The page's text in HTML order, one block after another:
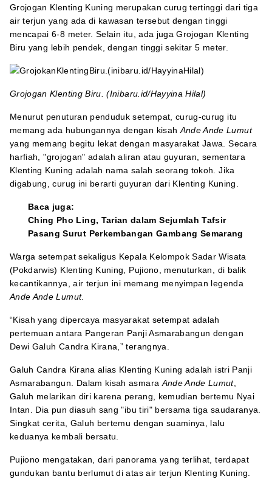
Grojogan Klenting Kuning merupakan curug tertinggi dari tiga
air terjun yang ada di kawasan tersebut dengan tinggi
mencapai 6-8 meter. Selain itu, ada juga Grojogan Klenting
Biru yang lebih pendek, dengan tinggi sekitar 5 meter.
Grojogan Klenting Biru. (Inibaru.id/Hayyina Hilal)
Menurut penuturan penduduk setempat, curug-curug itu
memang ada hubungannya dengan kisah Ande Ande Lumut
yang memang begitu lekat dengan masyarakat Jawa. Secara
harfiah, "grojogan" adalah aliran atau guyuran, sementara
Klenting Kuning adalah nama salah seorang tokoh. Jika
digabung, curug ini berarti guyuran dari Klenting Kuning.
Baca juga:
Ching Pho Ling, Tarian dalam Sejumlah Tafsir
Pasang Surut Perkembangan Gambang Semarang
Warga setempat sekaligus Kepala Kelompok Sadar Wisata
(Pokdarwis) Klenting Kuning, Pujiono, menuturkan, di balik
kecantikannya, air terjun ini memang menyimpan legenda
Ande Ande Lumut.
“Kisah yang dipercaya masyarakat setempat adalah
pertemuan antara Pangeran Panji Asmarabangun dengan
Dewi Galuh Candra Kirana,” terangnya.
Galuh Candra Kirana alias Klenting Kuning adalah istri Panji
Asmarabangun. Dalam kisah asmara Ande Ande Lumut,
Galuh melarikan diri karena perang, kemudian bertemu Nyai
Intan. Dia pun diasuh sang "ibu tiri" bersama tiga saudaranya.
Singkat cerita, Galuh bertemu dengan suaminya, lalu
keduanya kembali bersatu.
Pujiono mengatakan, dari panorama yang terlihat, terdapat
gundukan bantu berlumut di atas air terjun Klenting Kuning.